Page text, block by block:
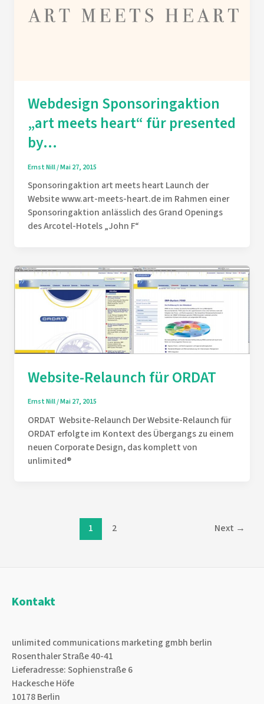
Webdesign Sponsoringaktion
„art meets heart“ für presented
by…
Ernst Nill/Mai 27, 2015
Sponsoringaktion art meets heart Launch der
Website www.art-meets-heart.de im Rahmen einer
Sponsoringaktion anlässlich des Grand Openings
des Arcotel-Hotels „John F“
Website-Relaunch für ORDAT
Ernst Nill/Mai 27, 2015
ORDAT Website-Relaunch Der Website-Relaunch für
ORDAT erfolgte im Kontext des Übergangs zu einem
neuen Corporate Design, das komplett von
unlimited®
1 2 Next →
Kontakt
unlimited communications marketing gmbh berlin
Rosenthaler Straße 40-41
Lieferadresse: Sophienstraße 6
Hackesche Höfe
10178 Berlin